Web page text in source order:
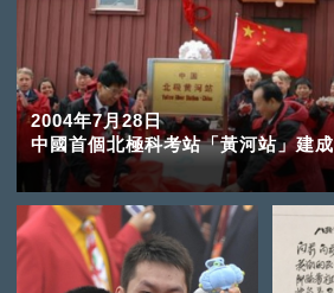
2004年7月28日
中國首個北極科考站「黃河站」建成